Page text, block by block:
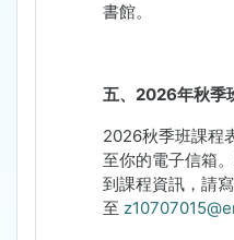
書館。
五、 2026年秋季
2026秋季班課程
至你的電子信箱
到課程資訊，請
至